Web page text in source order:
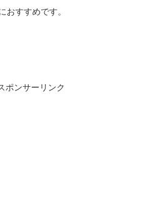
おすすめです。
ポンサーリンク